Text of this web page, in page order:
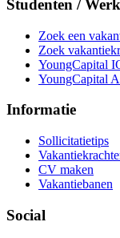
Studenten /
Zoek een
Zoek
YoungCapital
YoungCapital
Informatie
Sollicitatietips
CV maken
Vakantiebanen
Social